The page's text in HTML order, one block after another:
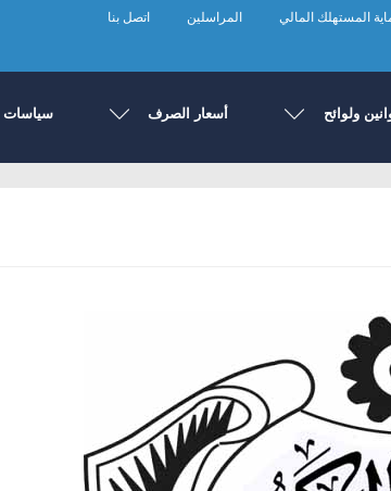
المستهلك المالي المراسلين اتصل بنا
ولوائح أسعار الصرف سياسات